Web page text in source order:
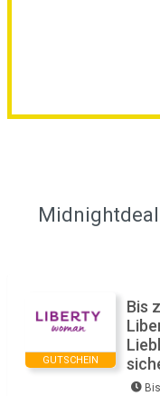
GUTSCHEIN
Bis